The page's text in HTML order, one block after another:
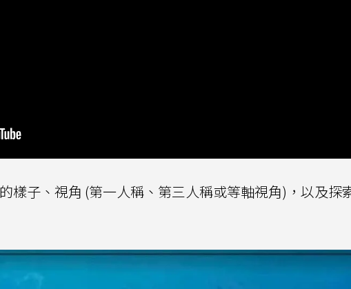
樣子、視角 (第一人稱、第三人稱或等軸視角)，以及探